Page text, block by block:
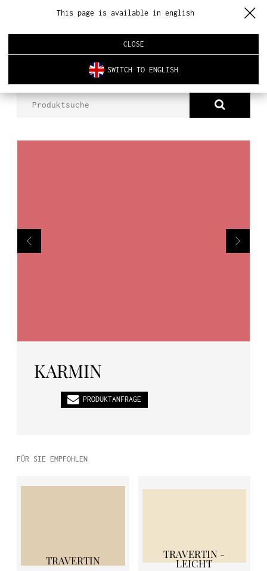
ÜBER UNS
KARMIN
KARMIN
PRODUKTANFRAGE
FÜR SIE EMPFOHLEN
TRAVERTIN TRAVERTIN -
LEICHT
This page is available in english
CLOSE
SWITCH TO ENGLISH